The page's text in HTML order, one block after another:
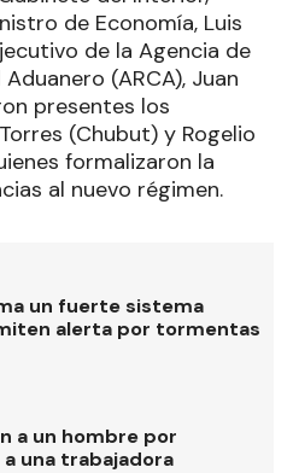
de Economía, Luis
de la Agencia de
(ARCA), Juan
presentes los
(Chubut) y Rogelio
formalizaron la
al nuevo régimen.
un fuerte sistema
alerta por tormentas
a un hombre por
a una trabajadora